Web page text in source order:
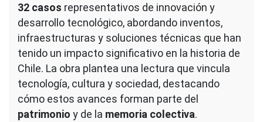
32 casos representativos de innovación y
desarrollo tecnológico, abordando inventos,
infraestructuras y soluciones técnicas que han
tenido un impacto significativo en la historia de
Chile. La obra plantea una lectura que vincula
tecnología, cultura y sociedad, destacando
cómo estos avances forman parte del
patrimonio y de la memoria colectiva.